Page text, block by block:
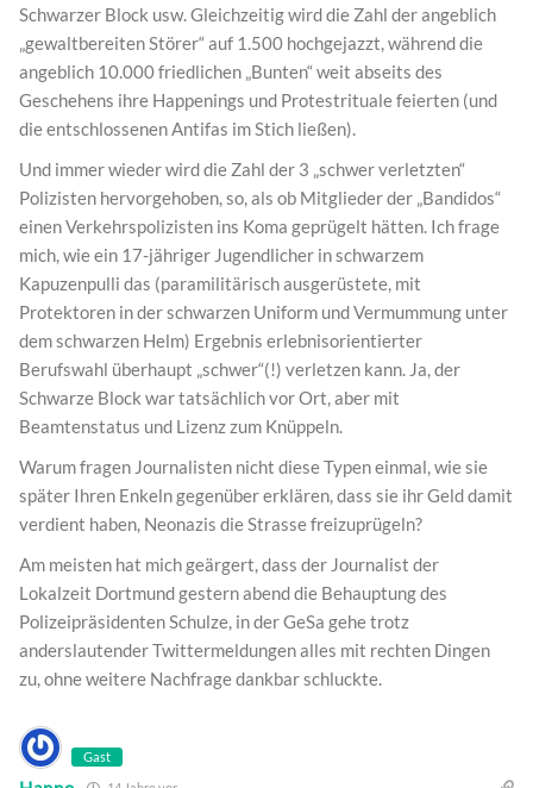
Schwarzer Block usw. Gleichzeitig wird die Zahl der angeblich
„gewaltbereiten Störer“ auf 1.500 hochgejazzt, während die
angeblich 10.000 friedlichen „Bunten“ weit abseits des
Geschehens ihre Happenings und Protestrituale feierten (und
die entschlossenen Antifas im Stich ließen).
Und immer wieder wird die Zahl der 3 „schwer verletzten“
Polizisten hervorgehoben, so, als ob Mitglieder der „Bandidos“
einen Verkehrspolizisten ins Koma geprügelt hätten. Ich frage
mich, wie ein 17-jähriger Jugendlicher in schwarzem
Kapuzenpulli das (paramilitärisch ausgerüstete, mit
Protektoren in der schwarzen Uniform und Vermummung unter
dem schwarzen Helm) Ergebnis erlebnisorientierter
Berufswahl überhaupt „schwer“(!) verletzen kann. Ja, der
Schwarze Block war tatsächlich vor Ort, aber mit
Beamtenstatus und Lizenz zum Knüppeln.
Warum fragen Journalisten nicht diese Typen einmal, wie sie
später Ihren Enkeln gegenüber erklären, dass sie ihr Geld damit
verdient haben, Neonazis die Strasse freizuprügeln?
Am meisten hat mich geärgert, dass der Journalist der
Lokalzeit Dortmund gestern abend die Behauptung des
Polizeipräsidenten Schulze, in der GeSa gehe trotz
anderslautender Twittermeldungen alles mit rechten Dingen
zu, ohne weitere Nachfrage dankbar schluckte.
Gast